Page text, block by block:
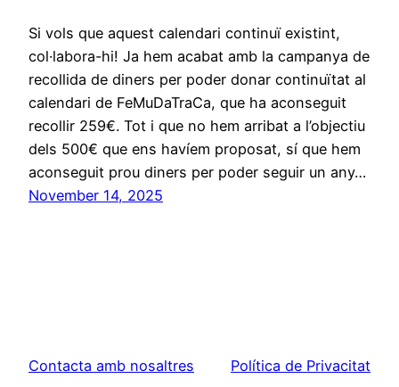
Si vols que aquest calendari continuï existint,
col·labora-hi! Ja hem acabat amb la campanya de
recollida de diners per poder donar continuïtat al
calendari de FeMuDaTraCa, que ha aconseguit
recollir 259€. Tot i que no hem arribat a l’objectiu
dels 500€ que ens havíem proposat, sí que hem
aconseguit prou diners per poder seguir un any…
November 14, 2025
Contacta amb nosaltres Política de Privacitat